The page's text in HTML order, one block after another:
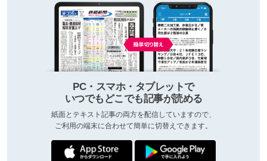
PC・スマホ・タブレットで
いつでもどこでも記事が読める
紙面とテキスト記事の両方を配信していますので、
ご利用の端末に合わせて簡単に切替えできます。